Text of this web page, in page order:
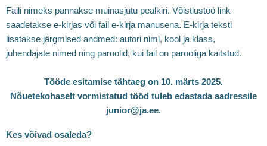
Faili nimeks pannakse muinasjutu pealkiri. Võistlustöö link
saadetakse e-kirjas või fail e-kirja manusena. E-kirja teksti
lisatakse järgmised andmed: autori nimi, kool ja klass,
juhendajate nimed ning paroolid, kui fail on parooliga kaitstud.
Tööde esitamise tähtaeg on 10. märts 2025.
Nõuetekohaselt vormistatud tööd tuleb edastada aadressile
junior@ja.ee.
Kes võivad osaleda?